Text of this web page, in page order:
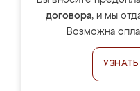
договора, и мы
Возможна